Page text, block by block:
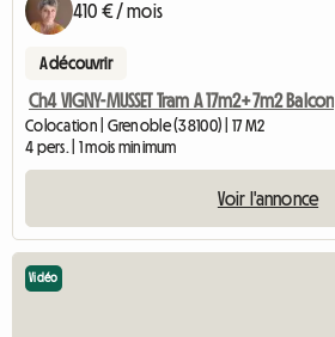
410 € / mois
A découvrir
Ch4 VIGNY-MUSSET Tram A 17m2+7m2 Balcon
Colocation | Grenoble (38100) | 17 M2
4 pers. | 1 mois minimum
Voir l'annonce
Vidéo